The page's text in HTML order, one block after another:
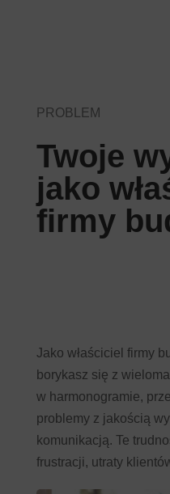
PROBLEM
Twoje
jako
firmy
Jako właściciel firmy
borykasz się z
w harmonogramie,
problemy z jakością
komunikacją. Te
frustracji, utraty